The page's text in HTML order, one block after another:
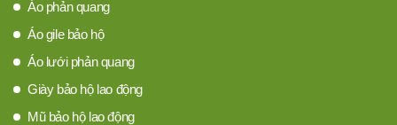
Áo phản quang
Áo gile bảo hộ
Áo lưới phản quang
Giày bảo hộ lao động
Mũ bảo hộ lao động